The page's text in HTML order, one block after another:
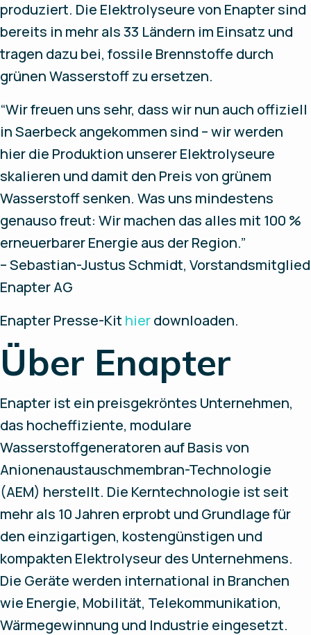
produziert. Die Elektrolyseure von Enapter sind
bereits in mehr als 33 Ländern im Einsatz und
tragen dazu bei, fossile Brennstoffe durch
grünen Wasserstoff zu ersetzen.
“Wir freuen uns sehr, dass wir nun auch offiziell
in Saerbeck angekommen sind – wir werden
hier die Produktion unserer Elektrolyseure
skalieren und damit den Preis von grünem
Wasserstoff senken. Was uns mindestens
genauso freut: Wir machen das alles mit 100 %
erneuerbarer Energie aus der Region.”
– Sebastian-Justus Schmidt, Vorstandsmitglied
Enapter AG
Enapter Presse-Kit hierdownloaden.
Über Enapter
Enapter ist ein preisgekröntes Unternehmen,
das hocheffiziente, modulare
Wasserstoffgeneratoren auf Basis von
Anionenaustauschmembran-Technologie
(AEM) herstellt. Die Kerntechnologie ist seit
mehr als 10 Jahren erprobt und Grundlage für
den einzigartigen, kostengünstigen und
kompakten Elektrolyseur des Unternehmens.
Die Geräte werden international in Branchen
wie Energie, Mobilität, Telekommunikation,
Wärmegewinnung und Industrie eingesetzt.